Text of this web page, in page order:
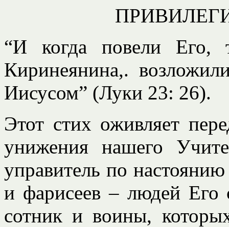
“И когда повели Его,
Киринеянина,.
Иисусом” (Луки 23: 26).
Этот стих оживляет
унижения нашего
управитель по
и фарисеев – людей Его
сотник и воины,